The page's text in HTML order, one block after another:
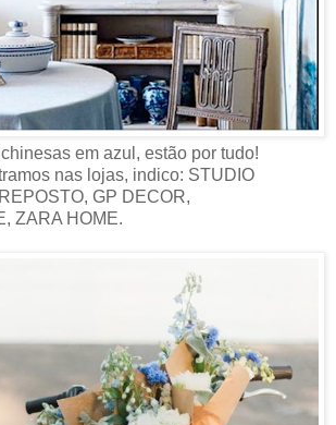
em azul, estão por tudo!
nas lojas, indico: STUDIO
GP DECOR,
ZARA HOME.